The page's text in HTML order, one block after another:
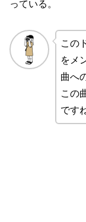
っている。
この
をメ
曲へ
この
です